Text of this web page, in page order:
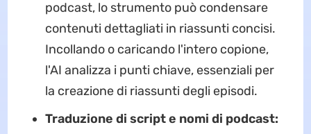
podcast, lo strumento può condensare
contenuti dettagliati in riassunti concisi.
Incollando o caricando l'intero copione,
l'AI analizza i punti chiave, essenziali per
la creazione di riassunti degli episodi.
Traduzione di script e nomi di podcast: